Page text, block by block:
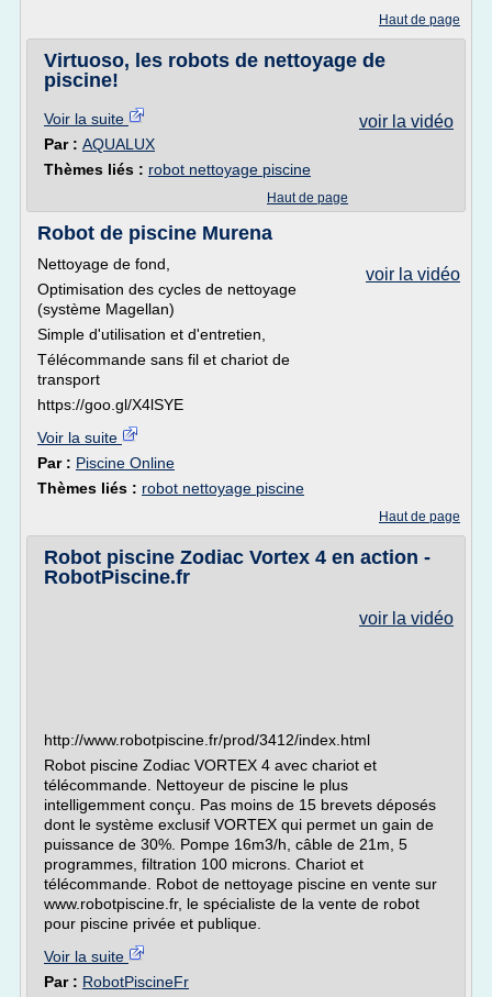
Haut de page
Virtuoso, les robots de nettoyage de
piscine!
voir la vidéo
Voir la suite
Par : AQUALUX
Thèmes liés : robot nettoyage piscine
Haut de page
Robot de piscine Murena
voir la vidéo
Nettoyage de fond,
Optimisation des cycles de nettoyage
(système Magellan)
Simple d'utilisation et d'entretien,
Télécommande sans fil et chariot de
transport
https://goo.gl/X4lSYE
Voir la suite
Par : Piscine Online
Thèmes liés : robot nettoyage piscine
Haut de page
Robot piscine Zodiac Vortex 4 en action -
RobotPiscine.fr
voir la vidéo
http://www.robotpiscine.fr/prod/3412/index.html
Robot piscine Zodiac VORTEX 4 avec chariot et
télécommande. Nettoyeur de piscine le plus
intelligemment conçu. Pas moins de 15 brevets déposés
dont le système exclusif VORTEX qui permet un gain de
puissance de 30%. Pompe 16m3/h, câble de 21m, 5
programmes, filtration 100 microns. Chariot et
télécommande. Robot de nettoyage piscine en vente sur
www.robotpiscine.fr, le spécialiste de la vente de robot
pour piscine privée et publique.
Voir la suite
Par : RobotPiscineFr